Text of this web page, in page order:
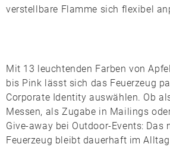
verstellbare Flamme sich flexibel
Mit 13 leuchtenden Farben von
bis Pink lässt sich das Feuerzeug
Corporate Identity auswählen. Ob
Messen, als Zugabe in Mailings
Give-away bei Outdoor-Events: Das
Feuerzeug bleibt dauerhaft im